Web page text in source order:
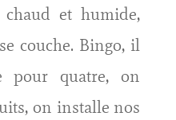
et humide,
couche. Bingo, il
pour quatre, on
on installe nos